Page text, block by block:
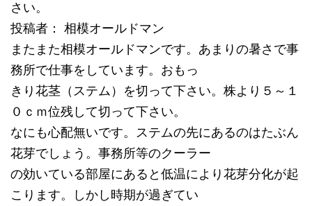
さい。
投稿者： 相模オールドマン
またまた相模オールドマンです。あまりの暑さで事
務所で仕事をしています。おもっ
きり花茎（ステム）を切って下さい。株より５～１
０ｃｍ位残して切って下さい。
なにも心配無いです。ステムの先にあるのはたぶん
花芽でしょう。事務所等のクーラー
の効いている部屋にあると低温により花芽分化が起
こります。しかし時期が過ぎてい